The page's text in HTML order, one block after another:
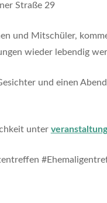
Straße 29
und Mitschüler,
wieder lebendig
und einen
unter